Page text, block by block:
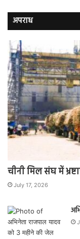
अपराध
चीनी मिल संघ में
July 17, 2026